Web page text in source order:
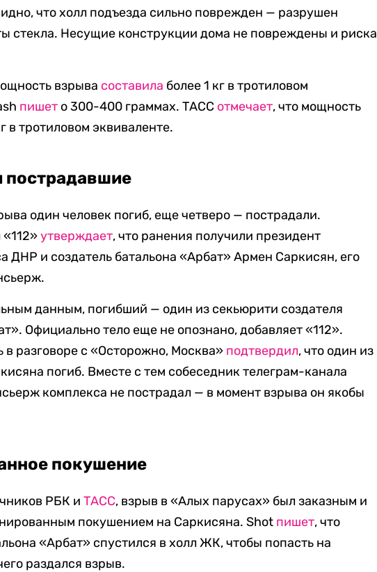
что холл подъезда сильно поврежден — разрушен
стекла. Несущие конструкции дома не повреждены и риска
взрыва составила более 1 кг в тротиловом
пишет о 300-400 граммах. ТАСС отмечает, что мощность
в тротиловом эквиваленте.
пострадавшие
один человек погиб, еще четверо — пострадали.
«112»утверждает, что ранения получили президент
ДНР и создатель батальона «Арбат» Армен Саркисян, его
данным, погибший — один из секьюрити создателя
Официально тело еще не опознано, добавляет «112».
разговоре с «Осторожно, Москва» подтвердил, что один из
погиб. Вместе с тем собеседник телеграм-канала
комплекса не пострадал — в момент взрыва он якобы
покушение
РБК иТАСС, взрыв в «Алых парусах» был заказным и
покушением на Саркисяна. Shot пишет, что
«Арбат» спустился в холл ЖК, чтобы попасть на
раздался взрыв.